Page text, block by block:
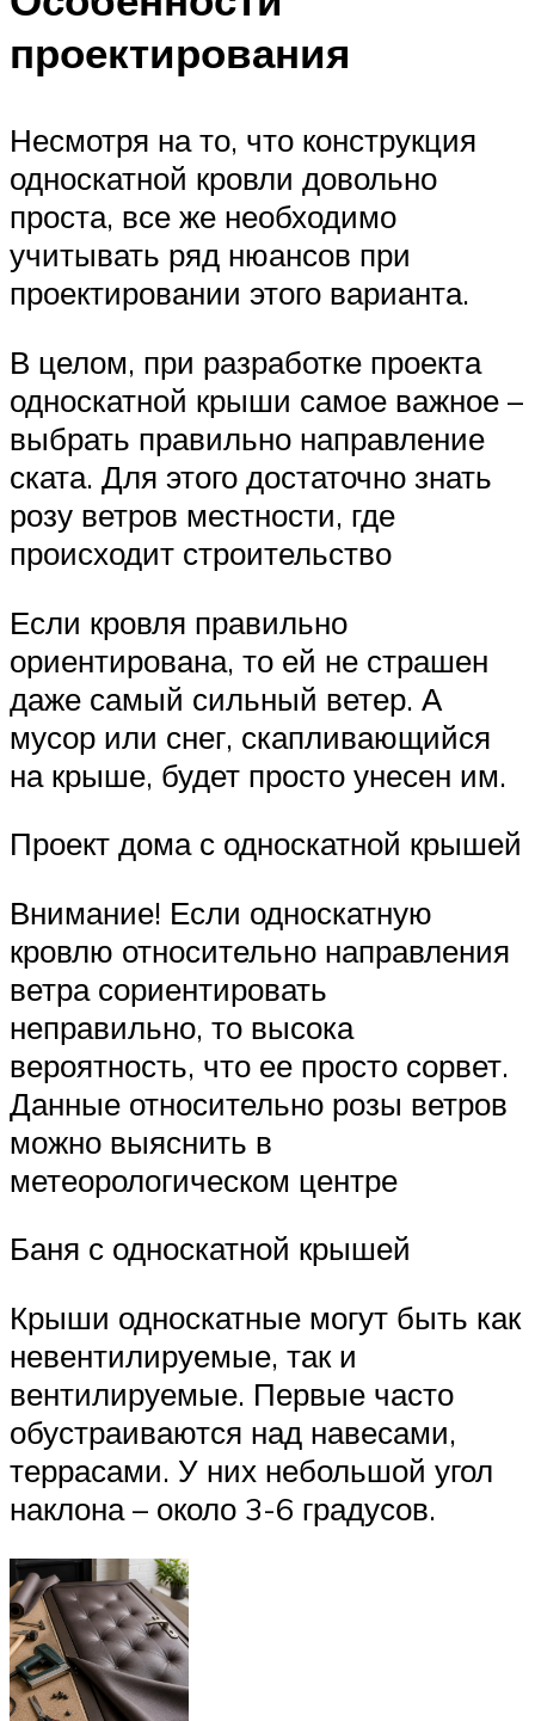
проектирования
Несмотря на то, что конструкция
односкатной кровли довольно
проста, все же необходимо
учитывать ряд нюансов при
проектировании этого варианта.
В целом, при разработке проекта
односкатной крыши самое важное –
выбрать правильно направление
ската. Для этого достаточно знать
розу ветров местности, где
происходит строительство
Если кровля правильно
ориентирована, то ей не страшен
даже самый сильный ветер. А
мусор или снег, скапливающийся
на крыше, будет просто унесен им.
Проект дома с односкатной крышей
Внимание! Если односкатную
кровлю относительно направления
ветра сориентировать
неправильно, то высока
вероятность, что ее просто сорвет.
Данные относительно розы ветров
можно выяснить в
метеорологическом центре
Баня с односкатной крышей
Крыши односкатные могут быть как
невентилируемые, так и
вентилируемые. Первые часто
обустраиваются над навесами,
террасами. У них небольшой угол
наклона – около 3-6 градусов.